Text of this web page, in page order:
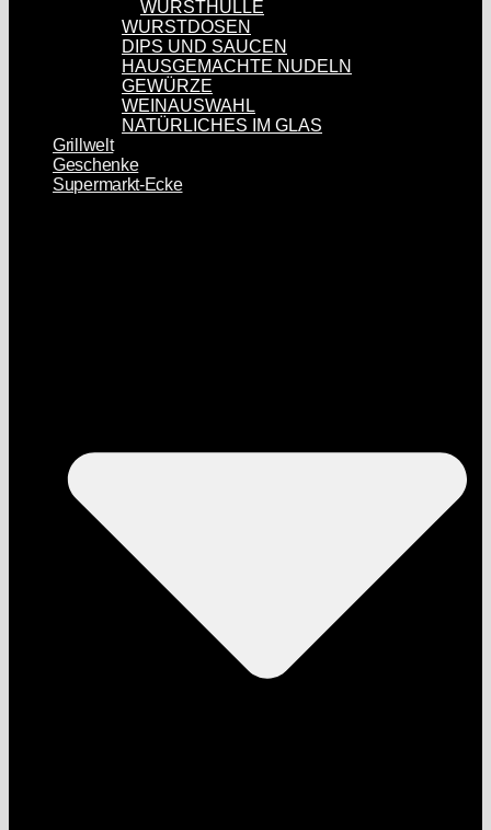
WURSTHÜLLE
WURSTDOSEN
DIPS UND SAUCEN
HAUSGEMACHTE NUDELN
GEWÜRZE
WEINAUSWAHL
NATÜRLICHES IM GLAS
Grillwelt
Geschenke
Supermarkt-Ecke